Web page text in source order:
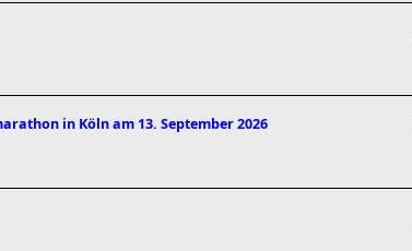
in Köln am 13. September 2026